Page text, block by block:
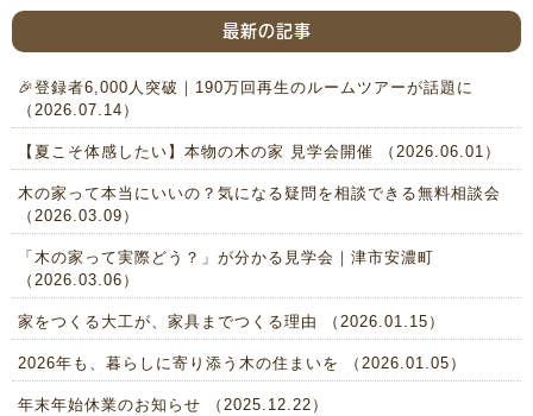
最新の記事
🎉登録者6,000人突破｜190万回再生のルームツアーが話題に
（2026.07.14）
【夏こそ体感したい】本物の木の家 見学会開催 （2026.06.01）
木の家って本当にいいの？気になる疑問を相談できる無料相談会
（2026.03.09）
「木の家って実際どう？」が分かる見学会｜津市安濃町
（2026.03.06）
家をつくる大工が、家具までつくる理由 （2026.01.15）
2026年も、暮らしに寄り添う木の住まいを （2026.01.05）
年末年始休業のお知らせ （2025.12.22）